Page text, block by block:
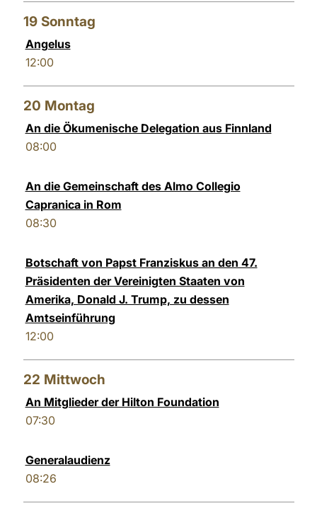
19 Sonntag
Angelus
12:00
20 Montag
An die Ökumenische Delegation aus Finnland
08:00
An die Gemeinschaft des Almo Collegio
Capranica in Rom
08:30
Botschaft von Papst Franziskus an den 47.
Präsidenten der Vereinigten Staaten von
Amerika, Donald J. Trump, zu dessen
Amtseinführung
12:00
22 Mittwoch
An Mitglieder der Hilton Foundation
07:30
Generalaudienz
08:26